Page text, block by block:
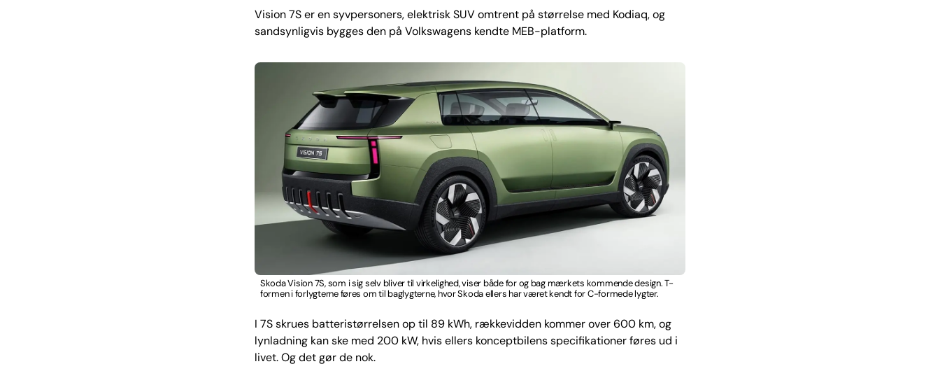
Vision 7S er en syvpersoners, elektrisk SUV omtrent på størrelse med Kodiaq, og
sandsynligvis bygges den på Volkswagens kendte MEB-platform.
Skoda Vision 7S, som i sig selv bliver til virkelighed, viser både for og bag mærkets kommende design. T-
formen i forlygterne føres om til baglygterne, hvor Skoda ellers har været kendt for C-formede lygter.
I 7S skrues batteristørrelsen op til 89 kWh, rækkevidden kommer over 600 km, og
lynladning kan ske med 200 kW, hvis ellers konceptbilens specifikationer føres ud i
livet. Og det gør de nok.